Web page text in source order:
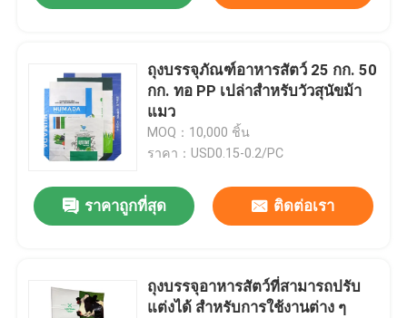
สินค้า
ถุงบรรจุภัณฑ์อาหารสัตว์ 25 กก. 50
กก. ทอ PP เปล่าสำหรับวัวสุนัขม้า
แมว
MOQ：10,000 ชิ้น
ราคา：USD0.15-0.2/PC
ราคาถูกที่สุด ติดต่อเรา
ถุงบรรจุอาหารสัตว์ที่สามารถปรับ
แต่งได้ สําหรับการใช้งานต่าง ๆ